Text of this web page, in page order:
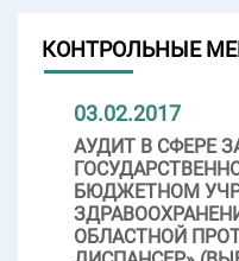
КОНТРОЛЬНЫЕ
03.02.2017
АУДИТ В СФЕРЕ
БЮДЖЕТНОМ
ОБЛАСТНОЙ